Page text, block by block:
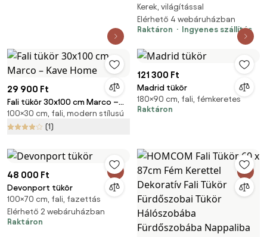
tükör - KEREK - LED világítással -
érintő kapcsolóval - Ø 60 cm
Kerek, világítással
Elérhető 4 webáruházban
Raktáron
Ingyenes szállítás
29 900 Ft
Fali tükör 30x100 cm Marco –
Kave Home
100×30 cm, fali, modern stílusú
(1)
121 300 Ft
Madrid tükör
180×90 cm, fali, fémkeretes
Raktáron
48 000 Ft
Devonport tükör
100×70 cm, fali, fazettás
Elérhető 2 webáruházban
Raktáron